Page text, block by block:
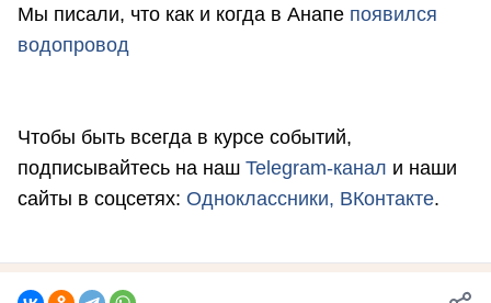
Мы писали, что как и когда в Анапе появился
водопровод
Чтобы быть всегда в курсе событий,
подписывайтесь на наш Telegram-канал и наши
сайты в соцсетях: Одноклассники, ВКонтакте.